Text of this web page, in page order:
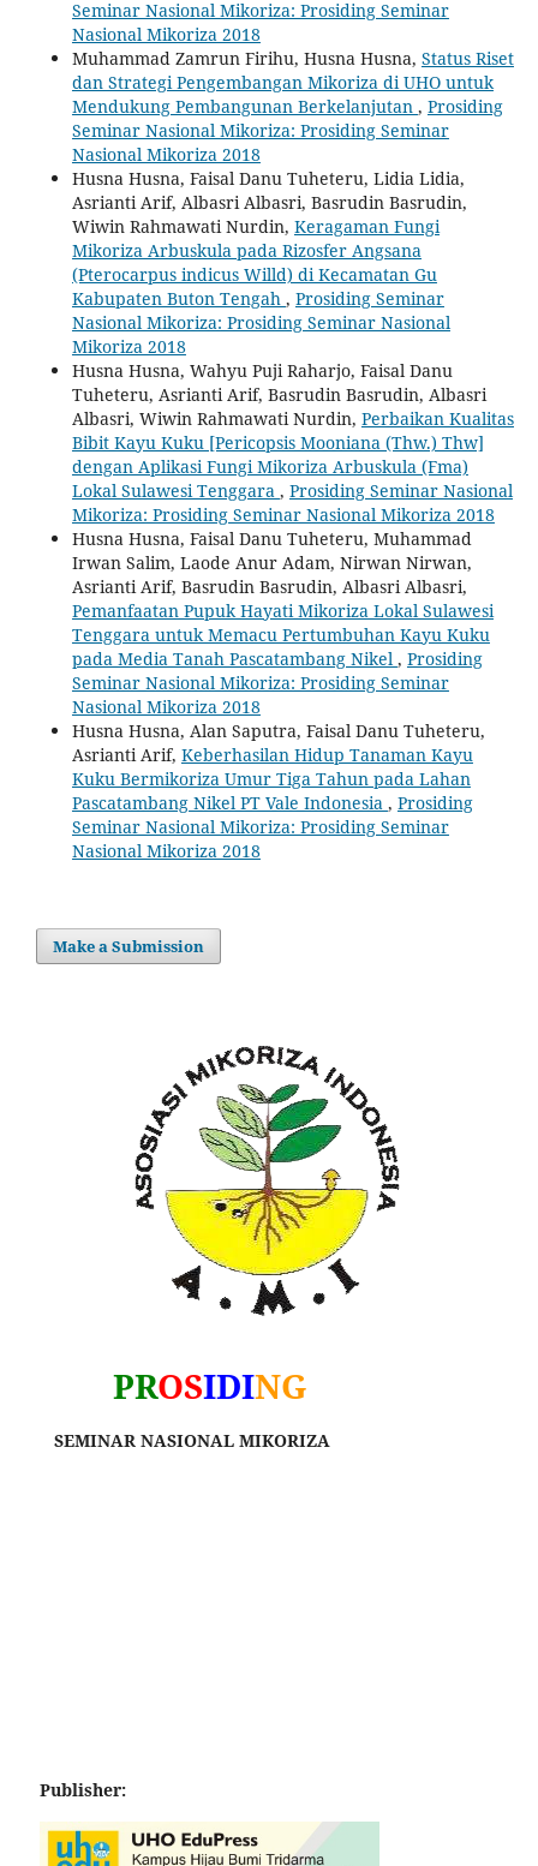
Seminar Nasional Mikoriza: Prosiding Seminar
Nasional Mikoriza 2018
Muhammad Zamrun Firihu, Husna Husna, Status Riset
dan Strategi Pengembangan Mikoriza di UHO untuk
Mendukung Pembangunan Berkelanjutan , Prosiding
Seminar Nasional Mikoriza: Prosiding Seminar
Nasional Mikoriza 2018
Husna Husna, Faisal Danu Tuheteru, Lidia Lidia,
Asrianti Arif, Albasri Albasri, Basrudin Basrudin,
Wiwin Rahmawati Nurdin, Keragaman Fungi
Mikoriza Arbuskula pada Rizosfer Angsana
(Pterocarpus indicus Willd) di Kecamatan Gu
Kabupaten Buton Tengah , Prosiding Seminar
Nasional Mikoriza: Prosiding Seminar Nasional
Mikoriza 2018
Husna Husna, Wahyu Puji Raharjo, Faisal Danu
Tuheteru, Asrianti Arif, Basrudin Basrudin, Albasri
Albasri, Wiwin Rahmawati Nurdin, Perbaikan Kualitas
Bibit Kayu Kuku [Pericopsis Mooniana (Thw.) Thw]
dengan Aplikasi Fungi Mikoriza Arbuskula (Fma)
Lokal Sulawesi Tenggara , Prosiding Seminar Nasional
Mikoriza: Prosiding Seminar Nasional Mikoriza 2018
Husna Husna, Faisal Danu Tuheteru, Muhammad
Irwan Salim, Laode Anur Adam, Nirwan Nirwan,
Asrianti Arif, Basrudin Basrudin, Albasri Albasri,
Pemanfaatan Pupuk Hayati Mikoriza Lokal Sulawesi
Tenggara untuk Memacu Pertumbuhan Kayu Kuku
pada Media Tanah Pascatambang Nikel , Prosiding
Seminar Nasional Mikoriza: Prosiding Seminar
Nasional Mikoriza 2018
Husna Husna, Alan Saputra, Faisal Danu Tuheteru,
Asrianti Arif, Keberhasilan Hidup Tanaman Kayu
Kuku Bermikoriza Umur Tiga Tahun pada Lahan
Pascatambang Nikel PT Vale Indonesia , Prosiding
Seminar Nasional Mikoriza: Prosiding Seminar
Nasional Mikoriza 2018
Make a Submission
PROSIDING
SEMINAR NASIONAL MIKORIZA
Publisher: